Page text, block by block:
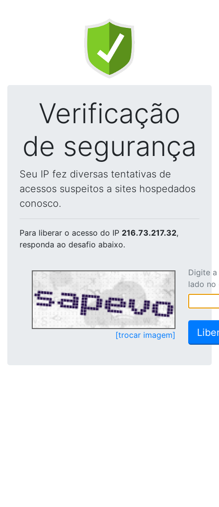
Verificação
de segurança
Seu IP fez diversas tentativas de
acessos suspeitos a sites hospedados
conosco.
Para liberar o acesso do IP 216.73.217.32,
responda ao desafio abaixo.
[trocar imagem]
Digite
lado no